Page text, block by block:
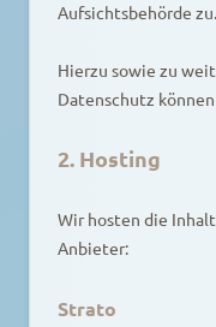
Aufsichtsbehörde zu.
Hierzu sowie zu
Datenschutz
2. Hosting
Wir hosten die
Anbieter:
Strato